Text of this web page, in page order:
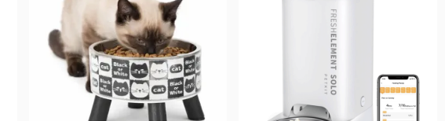
S/371.00.S/297.00.